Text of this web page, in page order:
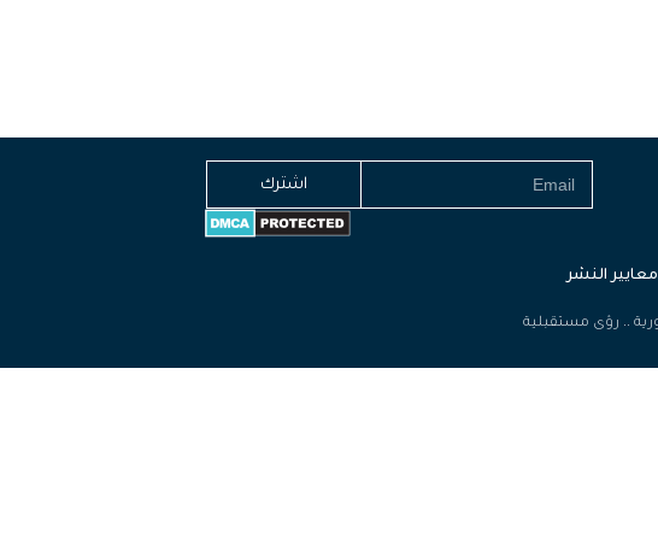
اشترك
معايير النشر